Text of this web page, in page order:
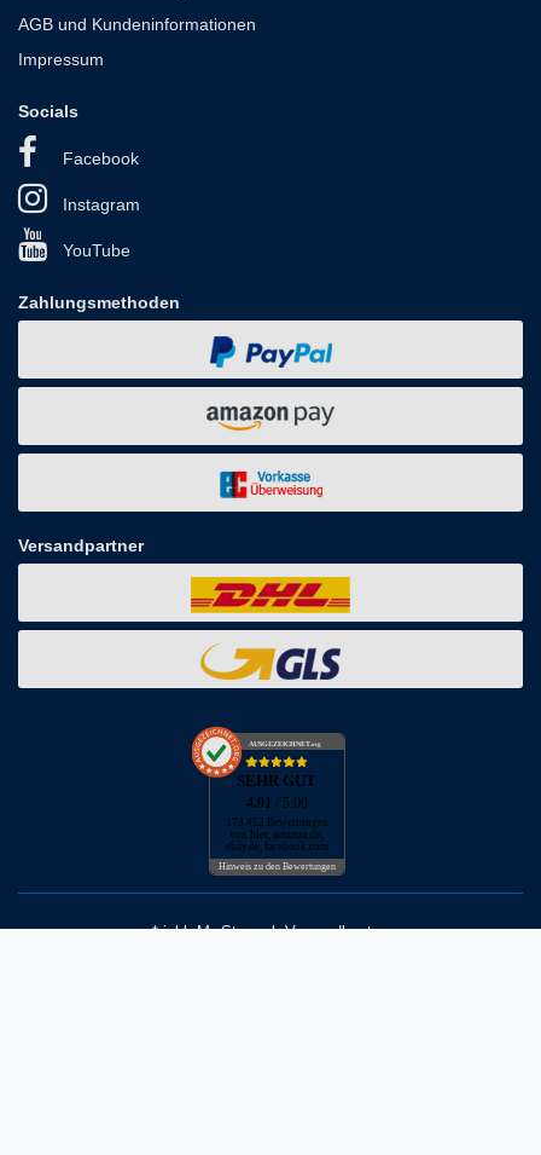
AGB und Kundeninformationen
Impressum
Socials
Facebook
Instagram
YouTube
Zahlungsmethoden
Versandpartner
AUSGEZEICHNET.org
SEHR GUT
4.91 / 5.00
173.452 Bewertungen
von hier, amazon.de,
ebay.de, facebook.com
Hinweis zu den Bewertungen
* inkl. MwSt. zzgl. Versandkosten